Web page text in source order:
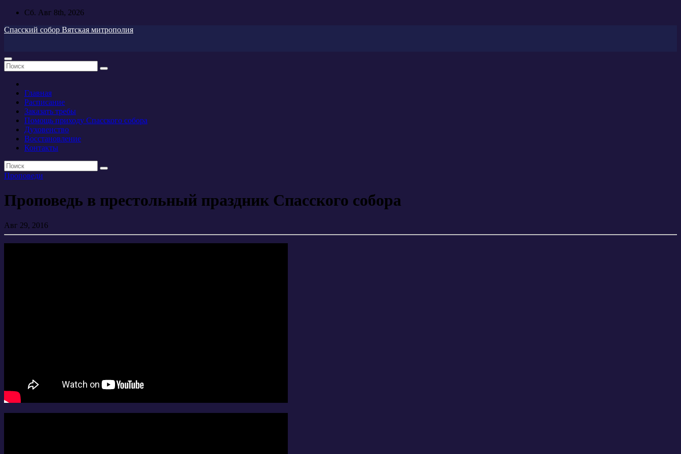
Перейти
содержимому
Сб. Авг 8th, 2026
Спасский собор Вятская митрополия
Главная
Расписание
Заказать требы
Помощь приходу Спасского собора
Духовенство
Восстановление
Контакты
Проповеди
Проповедь в престольный праздник Спасского собора
Авг 29, 2016